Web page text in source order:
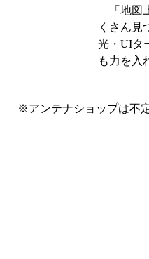
「地図
くさん見
光・UIタ
も力を入
※アンテナショップは不